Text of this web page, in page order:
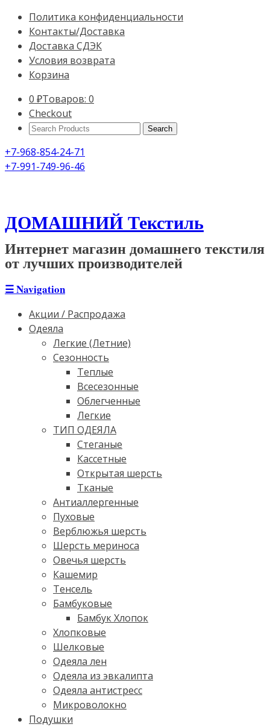
Политика конфиденциальности
Контакты/Доставка
Доставка СДЭК
Условия возврата
Корзина
0 ₽Товаров: 0
Checkout
Search
+7-968-854-24-71
+7-991-749-96-46
ДОМАШНИЙ Текстиль
Интернет магазин домашнего текстиля
от лучших производителей
☰Navigation
Акции / Распродажа
Одеяла
Легкие (Летние)
Сезонность
Теплые
Всесезонные
Облегченные
Легкие
ТИП ОДЕЯЛА
Стеганые
Кассетные
Открытая шерсть
Тканые
Антиаллергенные
Пуховые
Верблюжья шерсть
Шерсть мериноса
Овечья шерсть
Кашемир
Тенсель
Бамбуковые
Бамбук Хлопок
Хлопковые
Шелковые
Одеяла лен
Одеяла из эвкалипта
Одеяла антистресс
Микроволокно
Подушки